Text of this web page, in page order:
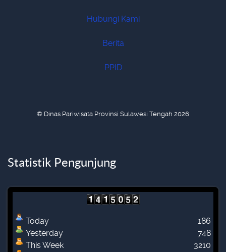
Hubungi Kami
Berita
PPID
© Dinas Pariwisata Provinsi Sulawesi Tengah 2026
Statistik Pengunjung
Today
Yesterday
This Week
186
748
3210